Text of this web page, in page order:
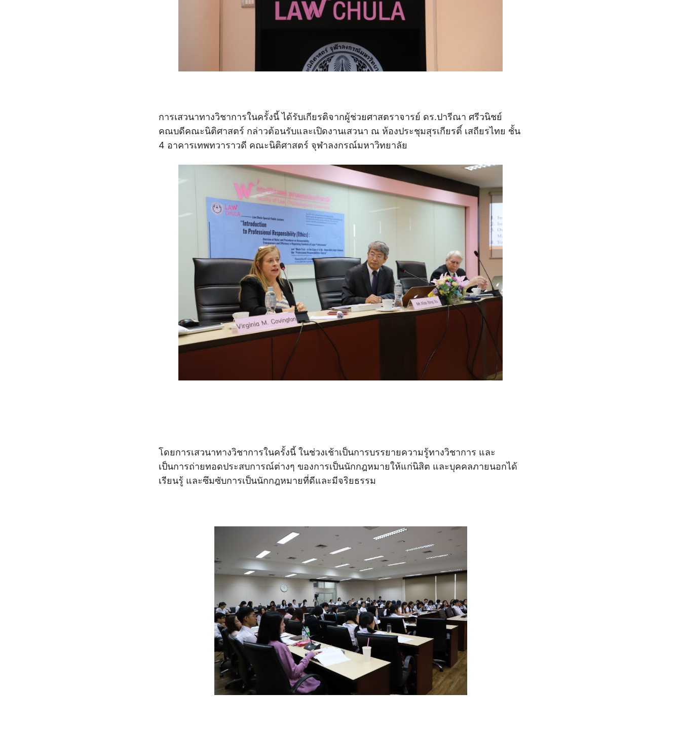
การเสวนาทางวิชาการในครั้งนี้ ได้รับเกียรติจากผู้ช่วยศาสตราจารย์ ดร.ปารีณา ศรีวนิชย์
คณบดีคณะนิติศาสตร์ กล่าวต้อนรับและเปิดงานเสวนา ณ ห้องประชุมสุรเกียรติ์ เสถียรไทย ชั้น
4 อาคารเทพทวาราวดี คณะนิติศาสตร์ จุฬาลงกรณ์มหาวิทยาลัย
โดยการเสวนาทางวิชาการในครั้งนี้ ในช่วงเช้าเป็นการบรรยายความรู้ทางวิชาการ และ
เป็นการถ่ายทอดประสบการณ์ต่างๆ ของการเป็นนักกฎหมายให้แก่นิสิต และบุคคลภายนอกได้
เรียนรู้ และซึมซับการเป็นนักกฎหมายที่ดีและมีจริยธรรม